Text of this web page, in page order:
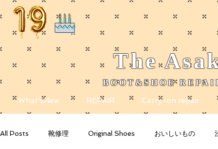
The
​BOOT&SHOE
What'sNew REPAIR Carry-on repair
All Posts 靴修理 Original Shoes おいしいもの